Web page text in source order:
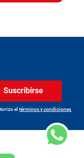
Suscribirse
eltérminos y condiciones